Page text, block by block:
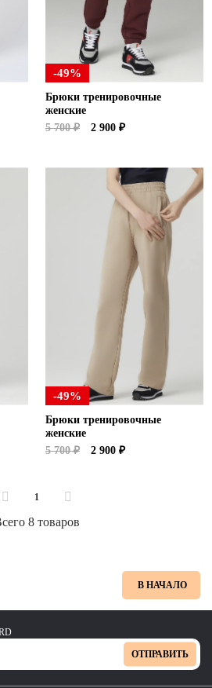
-49%
Брюки тренировочные
женские
5 700 ₽
2 900 ₽
-49%
Брюки тренировочные
женские
5 700 ₽
2 900 ₽
1
8 товаров
В НАЧАЛО
ОТПРАВИТЬ